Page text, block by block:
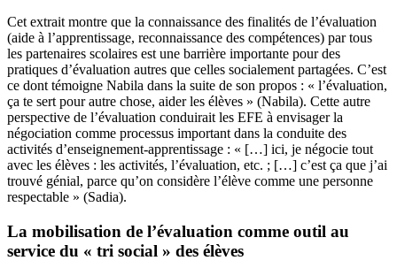
Cet extrait montre que la connaissance des finalités de l’évaluation
(aide à l’apprentissage, reconnaissance des compétences) par tous
les partenaires scolaires est une barrière importante pour des
pratiques d’évaluation autres que celles socialement partagées. C’est
ce dont témoigne Nabila dans la suite de son propos : « l’évaluation,
ça te sert pour autre chose, aider les élèves » (Nabila). Cette autre
perspective de l’évaluation conduirait les EFE à envisager la
négociation comme processus important dans la conduite des
activités d’enseignement-apprentissage : « […] ici, je négocie tout
avec les élèves : les activités, l’évaluation, etc. ; […] c’est ça que j’ai
trouvé génial, parce qu’on considère l’élève comme une personne
respectable » (Sadia).
La mobilisation de l’évaluation comme outil au
service du « tri social » des élèves